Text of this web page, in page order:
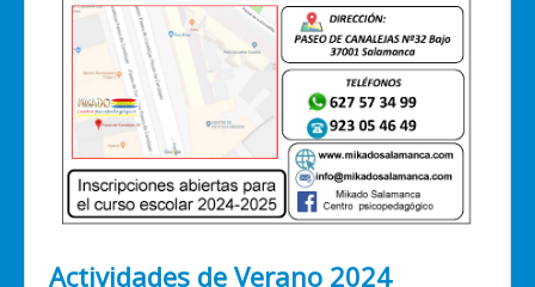
Actividades de Verano 2024